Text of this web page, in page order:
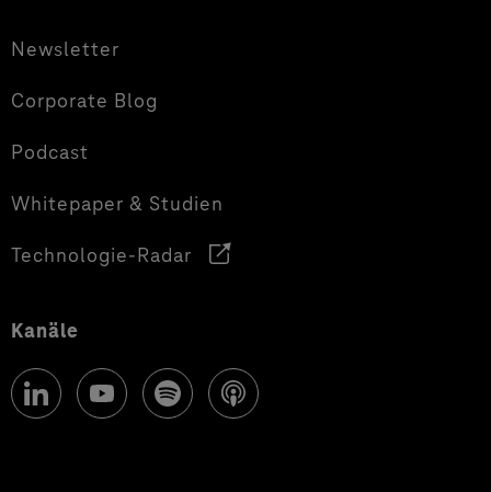
Newsletter
Corporate Blog
Podcast
Whitepaper & Studien
Technologie-Radar
Kanäle